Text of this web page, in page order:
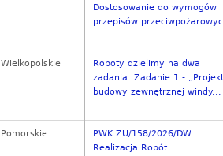
Dostosowanie do wymogów
przepisów
Wielkopolskie
Roboty dzielimy na dwa
zadania: Zadanie 1 - „Projekt
budowy zewnętrznej windy...
Pomorskie
PWK ZU/158/2026/DW
Realizacja Robót